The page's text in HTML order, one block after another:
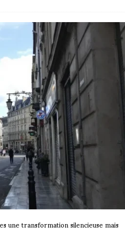
une transformation silencieuse mais